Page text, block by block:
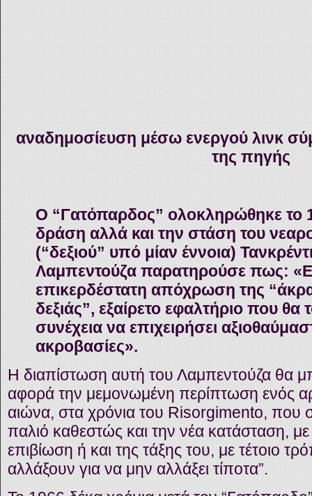
αναδημοσίευση μέσω ενεργού λινκ
της πηγής
Ο “Γατόπαρδος” ολοκληρώθηκε το
δράση αλλά και την στάση του
(“δεξιού” υπό μίαν έννοια)
Λαμπεντούζα παρατηρούσε πως: «
επικερδέστατη απόχρωση της
δεξιάς”, εξαίρετο εφαλτήριο που θα
συνέχεια να επιχειρήσει
ακροβασίες».
Η διαπίστωση αυτή του Λαμπεντούζα θα
αφορά την μεμονωμένη περίπτωση ενός
αιώνα, στα χρόνια του Risorgimento, που
παλιό καθεστώς και την νέα κατάσταση,
επιβίωση ή και της τάξης του, με τέτοιο
αλλάξουν για να μην αλλάξει τίποτα”.